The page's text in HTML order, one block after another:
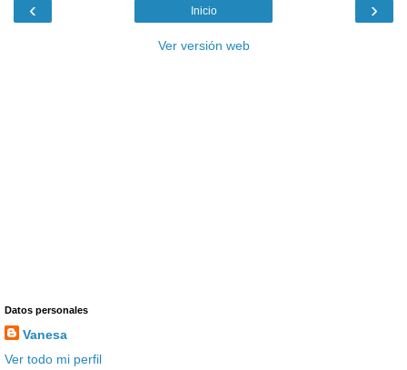
‹ ›
Inicio
Ver versión web
Datos personales
Vanesa
Ver todo mi perfil